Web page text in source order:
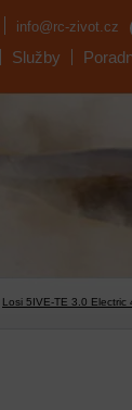
info@rc-zivot.cz
Služby
Losi 5IVE-TE 3.0 Electric